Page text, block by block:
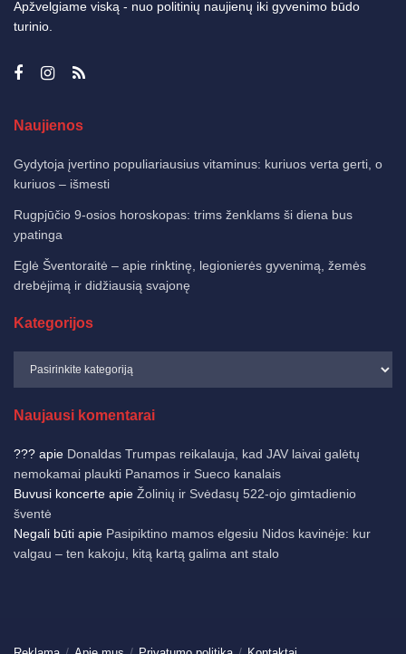
Apžvelgiame viską - nuo politinių naujienų iki gyvenimo būdo
turinio.
Naujienos
Gydytoja įvertino populiariausius vitaminus: kuriuos verta gerti, o
kuriuos – išmesti
Rugpjūčio 9-osios horoskopas: trims ženklams ši diena bus
ypatinga
Eglė Šventoraitė – apie rinktinę, legionierės gyvenimą, žemės
drebėjimą ir didžiausią svajonę
Kategorijos
Naujausi komentarai
??? apie Donaldas Trumpas reikalauja, kad JAV laivai galėtų
nemokamai plaukti Panamos ir Sueco kanalais
Buvusi koncerte apie Žolinių ir Svėdasų 522-ojo gimtadienio
šventė
Negali būti apie Pasipiktino mamos elgesiu Nidos kavinėje: kur
valgau – ten kakoju, kitą kartą galima ant stalo